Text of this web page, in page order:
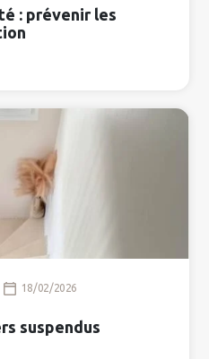
: prévenir les
18/02/2026
suspendus